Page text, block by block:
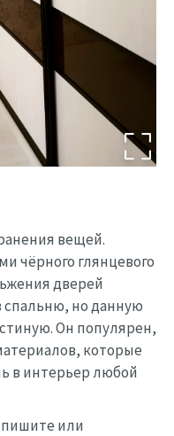
вещей.
чёрного глянцевого
дверей
спальню, но данную
Он популярен,
которые
в интерьер любой
или